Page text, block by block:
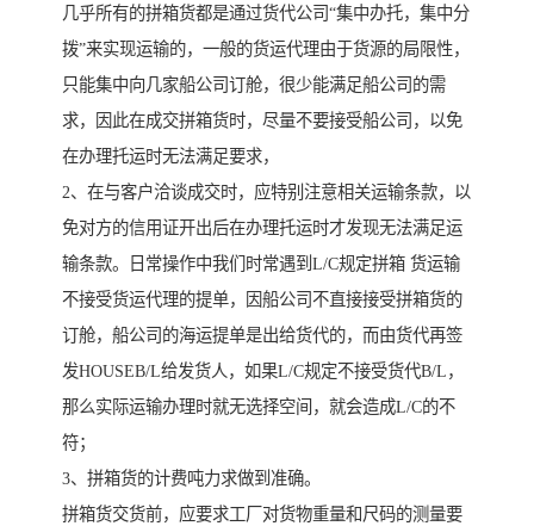
几乎所有的拼箱货都是通过货代公司“集中办托，集中分
拨”来实现运输的，一般的货运代理由于货源的局限性，
只能集中向几家船公司订舱，很少能满足船公司的需
求，因此在成交拼箱货时，尽量不要接受船公司，以免
在办理托运时无法满足要求，
2、在与客户洽谈成交时，应特别注意相关运输条款，以
免对方的信用证开出后在办理托运时才发现无法满足运
输条款。日常操作中我们时常遇到L/C规定拼箱 货运输
不接受货运代理的提单，因船公司不直接接受拼箱货的
订舱，船公司的海运提单是出给货代的，而由货代再签
发HOUSEB/L给发货人，如果L/C规定不接受货代B/L，
那么实际运输办理时就无选择空间，就会造成L/C的不
符；
3、拼箱货的计费吨力求做到准确。
拼箱货交货前，应要求工厂对货物重量和尺码的测量要